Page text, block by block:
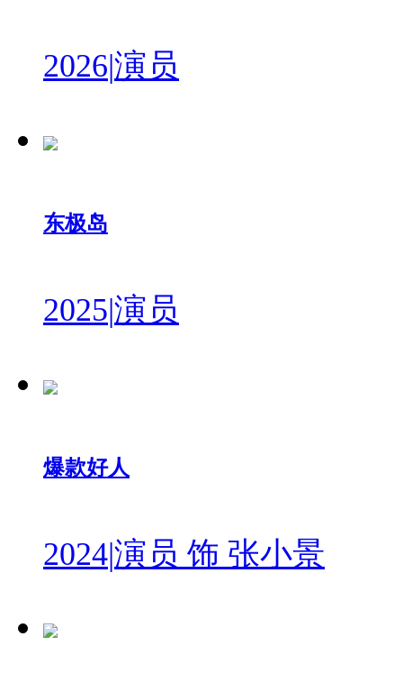
2026|演员
东极岛
2025|演员
爆款好人
2024|演员 饰 张小景